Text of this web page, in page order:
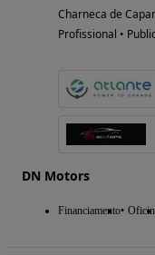
Charneca de
Profissional •
DN Motors
Financiamento